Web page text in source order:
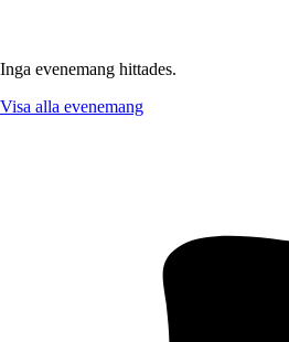
Inga evenemang hittades.
Visa alla evenemang